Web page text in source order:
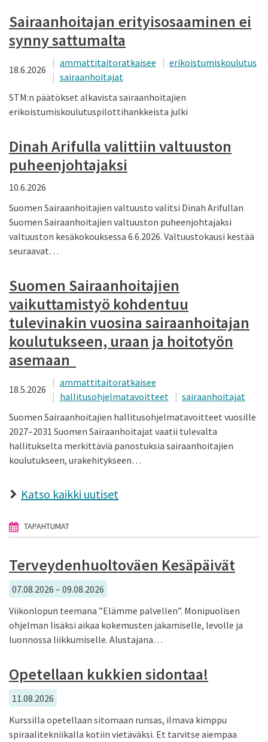
Sairaanhoitajan erityisosaaminen ei
synny sattumalta
18.6.2026
ammattitaitoratkaisee
erikoistumiskoulutus
sairaanhoitajat
STM:n päätökset alkavista sairaanhoitajien
erikoistumiskoulutuspilottihankkeista julki
Dinah Arifulla valittiin valtuuston
puheenjohtajaksi
10.6.2026
Suomen Sairaanhoitajien valtuusto valitsi Dinah Arifullan
Suomen Sairaanhoitajien valtuuston puheenjohtajaksi
valtuuston kesäkokouksessa 6.6.2026. Valtuustokausi kestää
seuraavat…
Suomen Sairaanhoitajien
vaikuttamistyö kohdentuu
tulevinakin vuosina sairaanhoitajan
koulutukseen, uraan ja hoitotyön
asemaan
18.5.2026
ammattitaitoratkaisee
hallitusohjelmatavoitteet
sairaanhoitajat
Suomen Sairaanhoitajien hallitusohjelmatavoitteet vuosille
2027–2031 Suomen Sairaanhoitajat vaatii tulevalta
hallitukselta merkittäviä panostuksia sairaanhoitajien
koulutukseen, urakehitykseen…
Katso kaikki uutiset
TAPAHTUMAT
Terveydenhuoltoväen Kesäpäivät
07.08.2026 – 09.08.2026
Viikonlopun teemana ”Elämme palvellen”. Monipuolisen
ohjelman lisäksi aikaa kokemusten jakamiselle, levolle ja
luonnossa liikkumiselle. Alustajana…
Opetellaan kukkien sidontaa!
11.08.2026
Kurssilla opetellaan sitomaan runsas, ilmava kimppu
spiraalitekniikalla kotiin vietäväksi. Et tarvitse aiempaa